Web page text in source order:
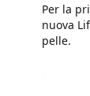
Per la
nuova
pelle.